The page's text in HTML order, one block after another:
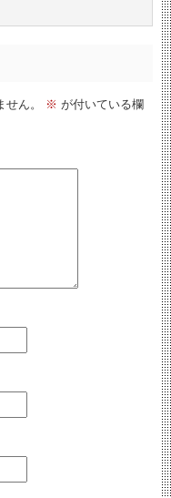
ん。 ※ が付いている欄